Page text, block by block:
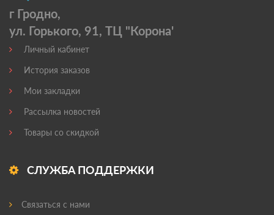
г Гродно,
ул. Горького, 91, ТЦ "Корона'
Личный кабинет
История заказов
Мои закладки
Рассылка новостей
Товары со скидкой
СЛУЖБА ПОДДЕРЖКИ
Связаться с нами